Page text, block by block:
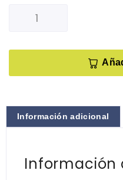
Información adicional
Información